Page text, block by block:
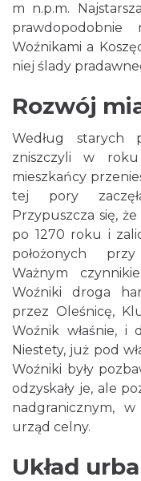
m n.p.m.
Woźnikami a
niej ślady
Rozwój
Według starych
zniszczyli w
mieszkańcy
tej pory
Przypuszcza się,
po 1270 roku i
położonych przy
Ważnym
Woźniki droga
przez Oleśnicę,
Woźnik właśnie, i
Niestety, już pod
Woźniki były
odzyskały je, ale
nadgranicznym,
urząd celny.
Układ